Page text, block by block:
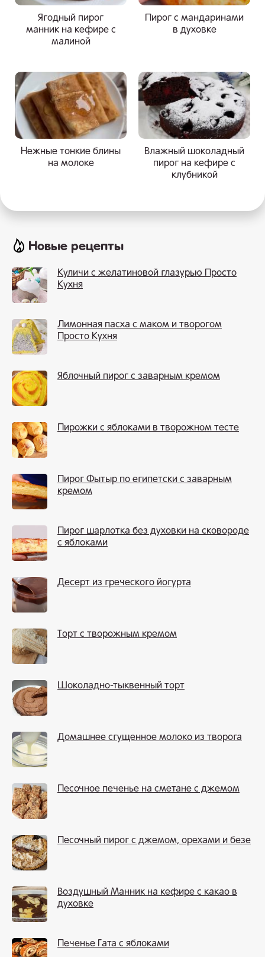
Ягодный пирог
манник на кефире с
малиной
Пирог с мандаринами
в духовке
Нежные тонкие блины
на молоке
Влажный шоколадный
пирог на кефире с
клубникой
Новые рецепты
Куличи с желатиновой глазурью Просто
Кухня
Лимонная пасха с маком и творогом
Просто Кухня
Яблочный пирог с заварным кремом
Пирожки с яблоками в творожном тесте
Пирог Фытыр по египетски с заварным
кремом
Пирог шарлотка без духовки на сковороде
с яблоками
Десерт из греческого йогурта
Торт с творожным кремом
Шоколадно-тыквенный торт
Домашнее сгущенное молоко из творога
Песочное печенье на сметане с джемом
Песочный пирог с джемом, орехами и безе
Воздушный Манник на кефире с какао в
духовке
Печенье Гата с яблоками